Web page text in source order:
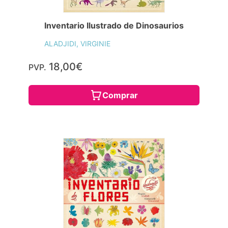
Inventario Ilustrado de Dinosaurios
ALADJIDI, VIRGINIE
PVP. 18,00€
Comprar